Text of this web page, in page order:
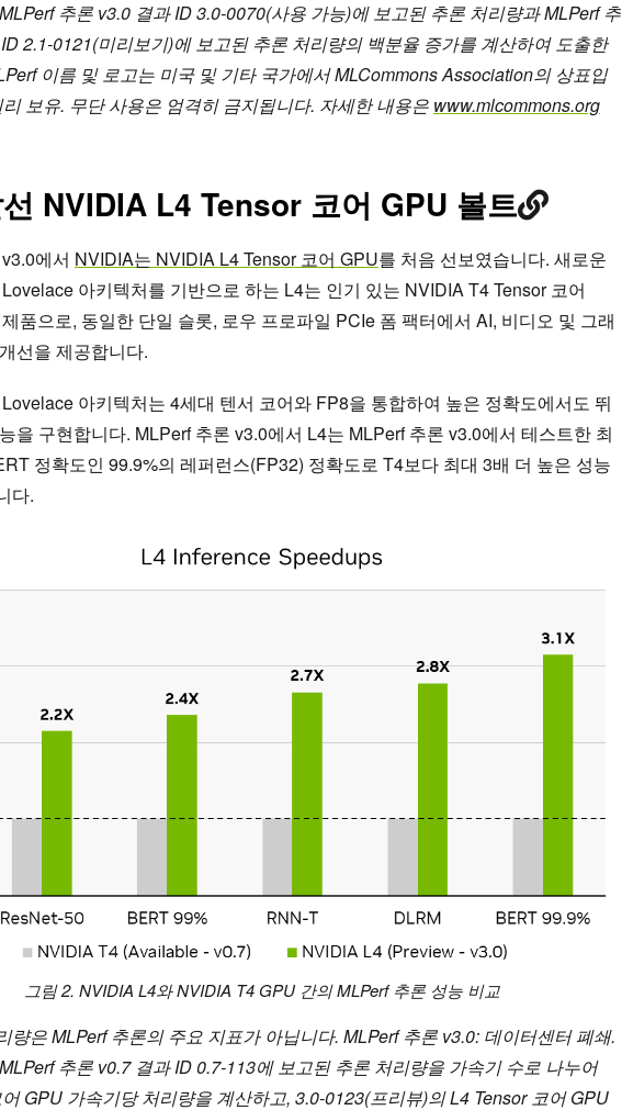
추론 v3.0 결과 ID 3.0-0070(사용 가능)에 보고된 추론 처리량과 MLPerf 추
2.1-0121(미리보기)에 보고된 추론 처리량의 백분율 증가를 계산하여 도출한
이름 및 로고는 미국 및 기타 국가에서 MLCommons Association의 상표입
보유. 무단 사용은 엄격히 금지됩니다. 자세한 내용은 www.mlcommons.org
NVIDIA L4 Tensor 코어 GPU 볼트
에서 NVIDIA는 NVIDIA L4 Tensor 코어 GPU를 처음 선보였습니다. 새로운
아키텍처를 기반으로 하는 L4는 인기 있는 NVIDIA T4 Tensor 코어
품으로, 동일한 단일 슬롯, 로우 프로파일 PCIe 폼 팩터에서 AI, 비디오 및 그래
선을 제공합니다.
아키텍처는 4세대 텐서 코어와 FP8을 통합하여 높은 정확도에서도 뛰
을 구현합니다. MLPerf 추론 v3.0에서 L4는 MLPerf 추론 v3.0에서 테스트한 최
정확도인 99.9%의 레퍼런스(FP32) 정확도로 T4보다 최대 3배 더 높은 성능
다.
그림 2. NVIDIA L4와 NVIDIA T4 GPU 간의 MLPerf 추론 성능 비교
량은 MLPerf 추론의 주요 지표가 아닙니다. MLPerf 추론 v3.0: 데이터센터 폐쇄.
추론 v0.7 결과 ID 0.7-113에 보고된 추론 처리량을 가속기 수로 나누어
GPU 가속기당 처리량을 계산하고, 3.0-0123(프리뷰)의 L4 Tensor 코어 GPU